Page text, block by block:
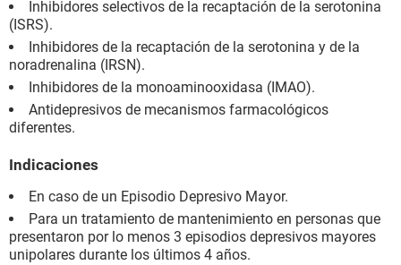
Inhibidores selectivos de la recaptación de la serotonina
(ISRS).
Inhibidores de la recaptación de la serotonina y de la
noradrenalina (IRSN).
Inhibidores de la monoaminooxidasa (IMAO).
Antidepresivos de mecanismos farmacológicos
diferentes.
Indicaciones
En caso de un Episodio Depresivo Mayor.
Para un tratamiento de mantenimiento en personas que
presentaron por lo menos 3 episodios depresivos mayores
unipolares durante los últimos 4 años.